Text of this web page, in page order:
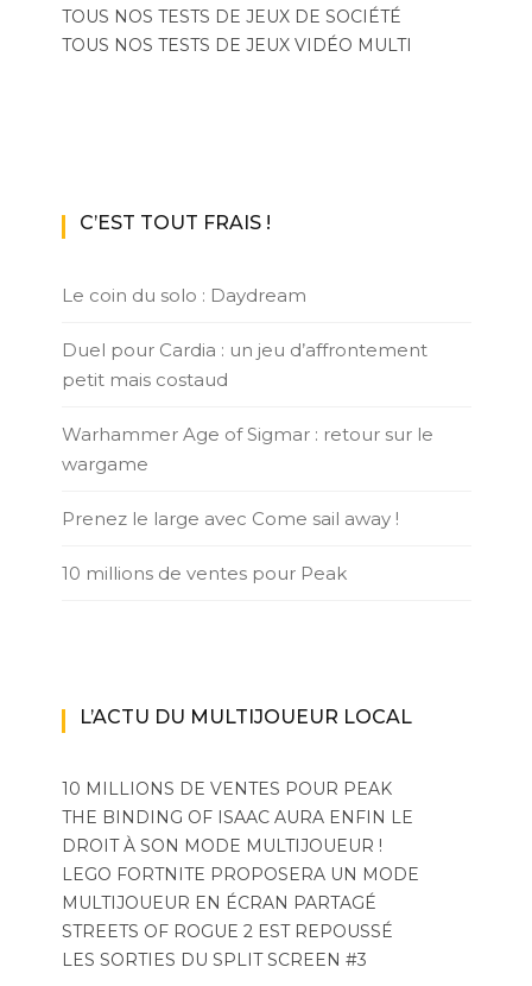
TOUS NOS TESTS DE JEUX DE SOCIÉTÉ
TOUS NOS TESTS DE JEUX VIDÉO MULTI
C’EST TOUT FRAIS !
Le coin du solo : Daydream
Duel pour Cardia : un jeu d’affrontement
petit mais costaud
Warhammer Age of Sigmar : retour sur le
wargame
Prenez le large avec Come sail away !
10 millions de ventes pour Peak
L’ACTU DU MULTIJOUEUR LOCAL
10 MILLIONS DE VENTES POUR PEAK
THE BINDING OF ISAAC AURA ENFIN LE
DROIT À SON MODE MULTIJOUEUR !
LEGO FORTNITE PROPOSERA UN MODE
MULTIJOUEUR EN ÉCRAN PARTAGÉ
STREETS OF ROGUE 2 EST REPOUSSÉ
LES SORTIES DU SPLIT SCREEN #3